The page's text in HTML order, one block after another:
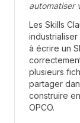
automatiser
Les Skills
à écrire un
plusieurs
partager
construire
OPCO.